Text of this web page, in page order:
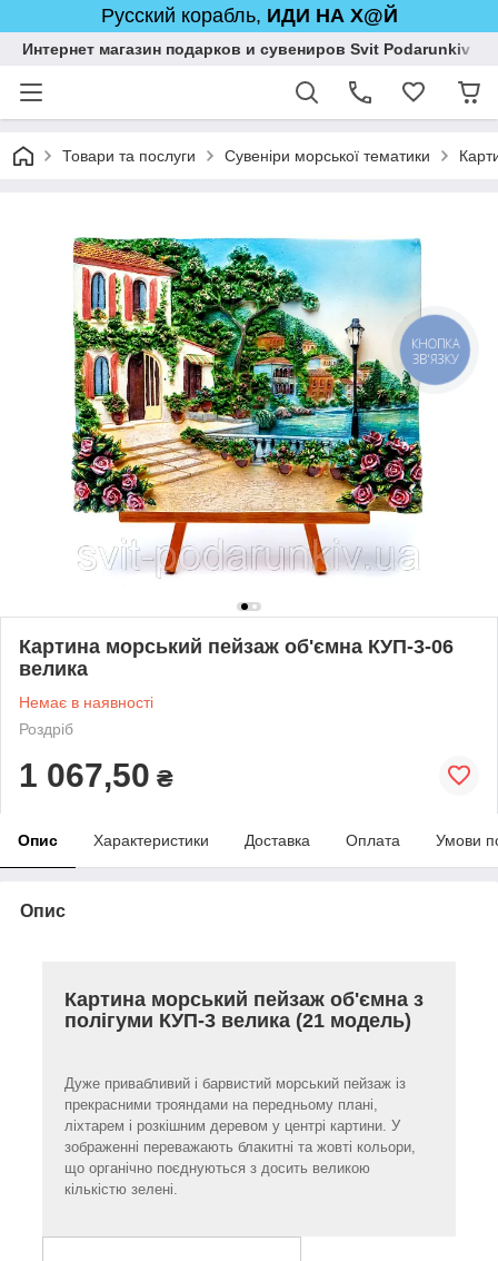
Русский корабль, ИДИ НА Х@Й
Интернет магазин подарков и сувениров Svit Podarunkiv
Товари та послуги Сувеніри морської тематики
Картина морський пейзаж об'ємна КУП-3-06
велика
Немає в наявності
Роздріб
1 067,50 ₴
Опис Характеристики Доставка Оплата Умови
Опис
Картина морський пейзаж об'ємна з
полігуми КУП-3 велика (21 модель)
Дуже привабливий і барвистий морський пейзаж із
прекрасними трояндами на передньому плані,
ліхтарем і розкішним деревом у центрі картини. У
зображенні переважають блакитні та жовті кольори,
що органічно поєднуються з досить великою
кількістю зелені.
КНОПКА
ЗВ'ЯЗКУ